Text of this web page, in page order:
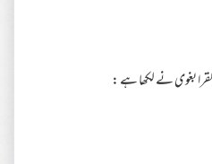
بغوی نے لکھا ہے :